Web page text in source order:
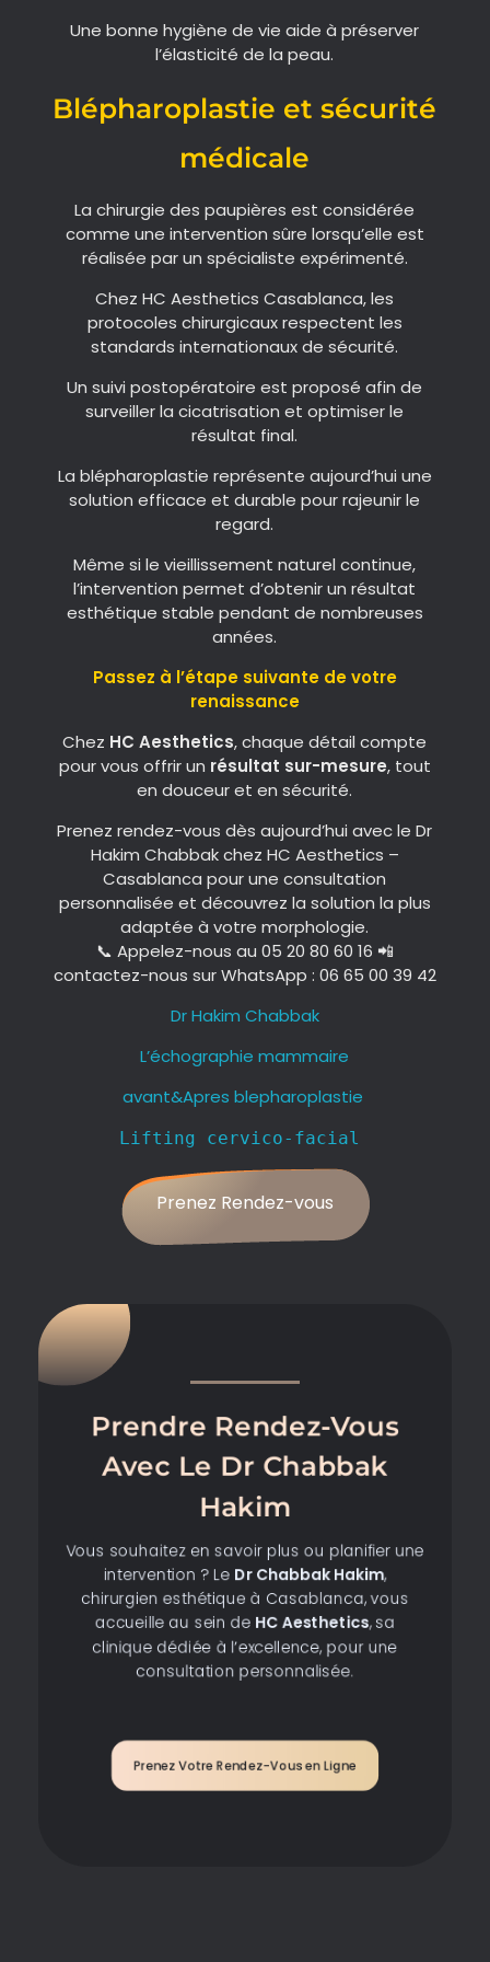
Une bonne hygiène de vie aide à préserver
l’élasticité de la peau.
Blépharoplastie et sécurité
médicale
La chirurgie des paupières est considérée
comme une intervention sûre lorsqu’elle est
réalisée par un spécialiste expérimenté.
Chez HC Aesthetics Casablanca, les
protocoles chirurgicaux respectent les
standards internationaux de sécurité.
Un suivi postopératoire est proposé afin de
surveiller la cicatrisation et optimiser le
résultat final.
La blépharoplastie représente aujourd’hui une
solution efficace et durable pour rajeunir le
regard.
Même si le vieillissement naturel continue,
l’intervention permet d’obtenir un résultat
esthétique stable pendant de nombreuses
années.
Passez à l’étape suivante de votre
renaissance
Chez HC Aesthetics, chaque détail compte
pour vous offrir un résultat sur-mesure, tout
en douceur et en sécurité.
Prenez rendez-vous dès aujourd’hui avec le Dr
Hakim Chabbak chez HC Aesthetics –
Casablanca pour une consultation
personnalisée et découvrez la solution la plus
adaptée à votre morphologie.
📞 Appelez-nous au 05 20 80 60 16 📲
contactez-nous sur WhatsApp : 06 65 00 39 42
Dr Hakim Chabbak
L’échographie mammaire
avant&Apres blepharoplastie
Lifting cervico-facial
Prenez Rendez-vous
Prendre Rendez-Vous
Avec Le Dr Chabbak
Hakim
Vous souhaitez en savoir plus ou planifier une
intervention ? Le Dr Chabbak Hakim,
chirurgien esthétique à Casablanca, vous
accueille au sein de HC Aesthetics, sa
clinique dédiée à l’excellence, pour une
consultation personnalisée.
Prenez Votre Rendez-Vous en Ligne​